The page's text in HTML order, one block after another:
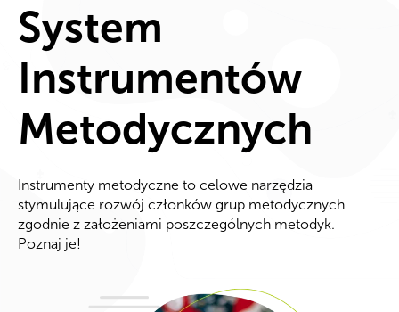
System
Instrumentów
Metodycznych
Instrumenty metodyczne to celowe narzędzia
stymulujące rozwój członków grup metodycznych
zgodnie z założeniami poszczególnych metodyk.
Poznaj je!